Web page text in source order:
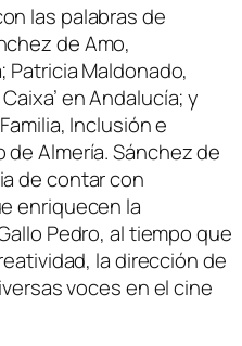
las palabras de
de Amo,
Maldonado,
en Andalucía; y
Inclusión e
Almería. Sánchez de
de contar con
enriquecen la
Pedro, al tiempo que
la dirección de
voces en el cine